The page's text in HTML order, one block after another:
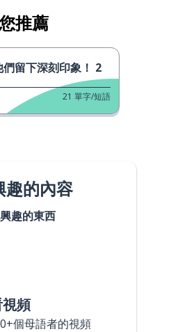
推薦
留下深刻印象！ 2
21 單字/短語
的內容
趣的東西
頻
個母語者的視頻